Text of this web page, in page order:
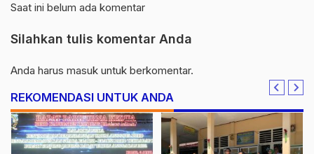
Saat ini belum ada komentar
Silahkan tulis komentar Anda
Anda harus masuk untuk berkomentar.
REKOMENDASI UNTUK ANDA